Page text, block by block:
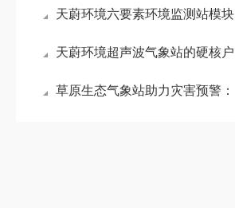
天蔚环境六要素环境监测站模块化安装，解决多设备布点空间不足难题
天蔚环境超声波气象站的硬核户外生存力，抗风抗沙抗恶劣温湿度变化
草原生态气象站助力灾害预警： 结合风场与植被指数，提前预警暴风雪与干旱